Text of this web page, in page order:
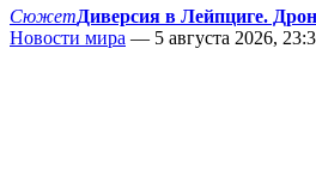
СюжетДиверсия в Лейпциге.
Новости мира — 5 августа 2026,